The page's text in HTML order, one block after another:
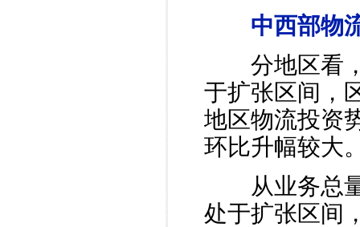
中西部物
分地区看，
于扩张区间，
地区物流投资
环比升幅较大
从业务总量
处于扩张区间